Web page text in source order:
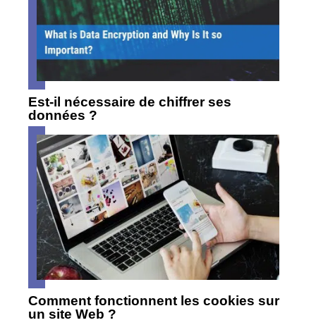
Est-il nécessaire de chiffrer ses
données ?
Comment fonctionnent les cookies sur
un site Web ?